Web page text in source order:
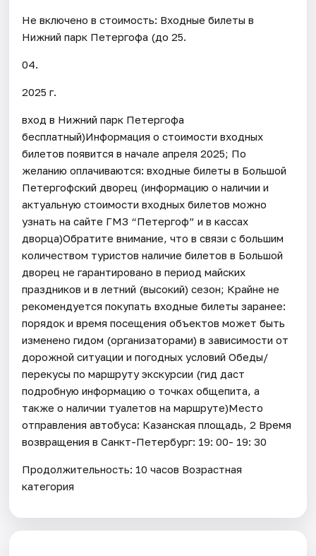
Не включено в стоимость: Входные билеты в
Нижний парк Петергофа (до 25.
04.
2025 г.
вход в Нижний парк Петергофа
бесплатный)Информация о стоимости входных
билетов появится в начале апреля 2025; По
желанию оплачиваются: входные билеты в Большой
Петергофский дворец (информацию о наличии и
актуальную стоимости входных билетов можно
узнать на сайте ГМЗ “Петергоф” и в кассах
дворца)Обратите внимание, что в связи с большим
количеством туристов наличие билетов в Большой
дворец не гарантировано в период майских
праздников и в летний (высокий) сезон; Крайне не
рекомендуется покупать входные билеты заранее:
порядок и время посещения объектов может быть
изменено гидом (организаторами) в зависимости от
дорожной ситуации и погодных условий Обеды/
перекусы по маршруту экскурсии (гид даст
подробную информацию о точках общепита, а
также о наличии туалетов на маршруте)Место
отправления автобуса: Казанская площадь, 2 Время
возвращения в Санкт-Петербург: 19: 00- 19: 30
Продолжительность: 10 часов Возрастная
категория